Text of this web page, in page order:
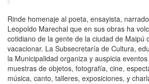
Rinde homenaje al poeta, ensayista,
Leopoldo Marechal que en sus obras ha
cotidiano de la gente de la ciudad de Maipú
vacacionar. La Subsecretaría de Cultura,
la Municipalidad organiza y auspicia
muestras de objetos, fotografía, cine,
música, canto, talleres, exposiciones, y